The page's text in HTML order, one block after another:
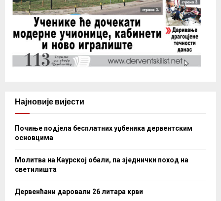
Најновије вијести
Почиње подјела бесплатних уџбеника дервентским
основцима
Молитва на Каурској обали, па зједнички поход на
светилишта
Дервенћани даровали 26 литара крви